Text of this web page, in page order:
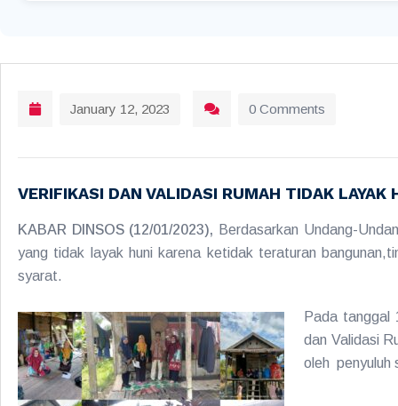
January 12, 2023 0 Comments
VERIFIKASI DAN VALIDASI RUMAH TIDAK LAYAK
KABAR DINSOS (12/01/2023), Berdasarkan Undang-
yang tidak layak huni karena ketidak teraturan
syarat.
Pada tanggal
dan Validasi
oleh penyuluh